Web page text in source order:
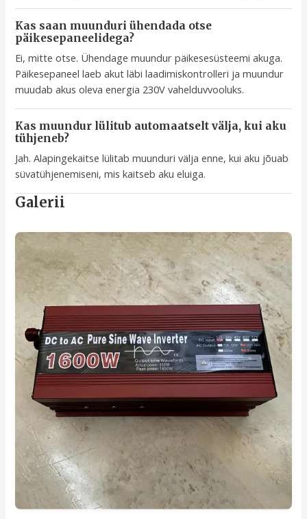
Kas saan muunduri ühendada otse
päikesepaneelidega?
Ei, mitte otse. Ühendage muundur päikesesüsteemi akuga.
Päikesepaneel laeb akut läbi laadimiskontrolleri ja muundur
muudab akus oleva energia 230V vahelduvvooluks.
Kas muundur lülitub automaatselt välja, kui aku
tühjeneb?
Jah. Alapingekaitse lülitab muunduri välja enne, kui aku jõuab
süvatühjenemiseni, mis kaitseb aku eluiga.
Galerii